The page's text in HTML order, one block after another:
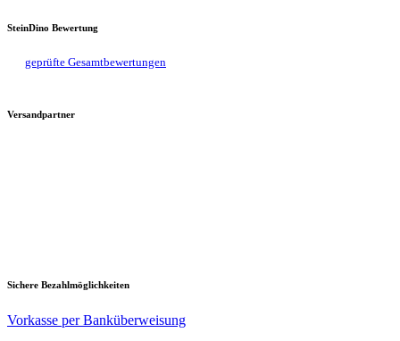
SteinDino Bewertung
geprüfte Gesamtbewertungen
Versandpartner
Sichere Bezahlmöglichkeiten
Vorkasse per Banküberweisung